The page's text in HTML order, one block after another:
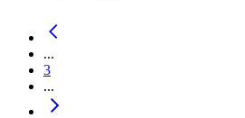
...
3
...